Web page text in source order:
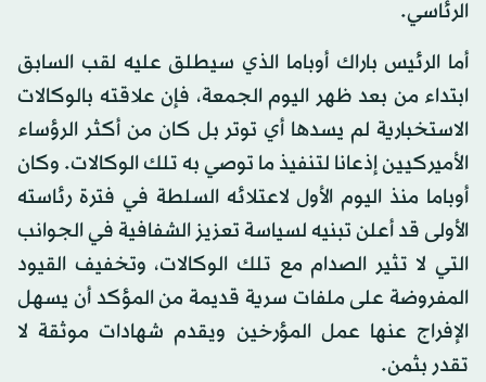
الرئاسي.
أما الرئيس باراك أوباما الذي سيطلق عليه لقب السابق
ابتداء من بعد ظهر اليوم الجمعة، فإن علاقته بالوكالات
الاستخبارية لم يسدها أي توتر بل كان من أكثر الرؤساء
الأميركيين إذعانا لتنفيذ ما توصي به تلك الوكالات. وكان
أوباما منذ اليوم الأول لاعتلائه السلطة في فترة رئاسته
الأولى قد أعلن تبنيه لسياسة تعزيز الشفافية في الجوانب
التي لا تثير الصدام مع تلك الوكالات، وتخفيف القيود
المفروضة على ملفات سرية قديمة من المؤكد أن يسهل
الإفراج عنها عمل المؤرخين ويقدم شهادات موثقة لا
تقدر بثمن.